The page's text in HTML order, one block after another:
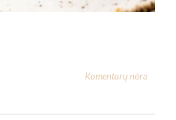
Komentarų nėra